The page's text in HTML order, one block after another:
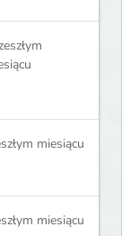
miesiącu
miesiącu